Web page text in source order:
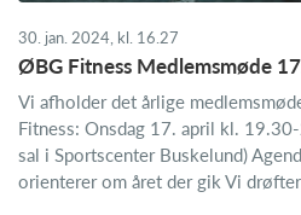
30. jan. 2024, kl. 16.27
ØBG Fitness Medlemsmøde
Vi afholder det årlige
Fitness: Onsdag 17. april kl.
sal i Sportscenter Buskelund)
orienterer om året der gik Vi